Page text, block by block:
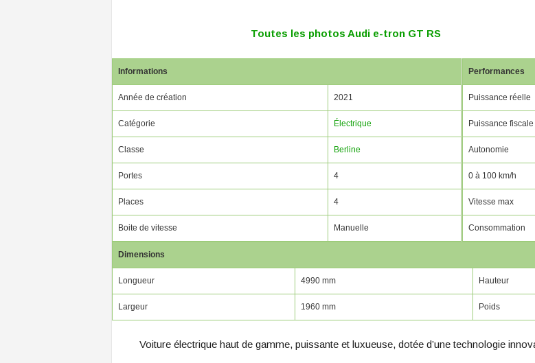
Toutes les photos Audi e-tron GT RS
Informations
Année de création 2021
Catégorie Électrique
Classe Berline
Portes 4
Places 4
Boite de vitesse Manuelle
Performances
Puissance réelle
Puissance fiscale
Autonomie
0 à 100 km/h
Vitesse max
Consommation
Dimensions
Longueur 4990 mm Hauteur
Largeur 1960 mm Poids
Voiture électrique haut de gamme, puissante et luxueuse, dotée d’une technologie